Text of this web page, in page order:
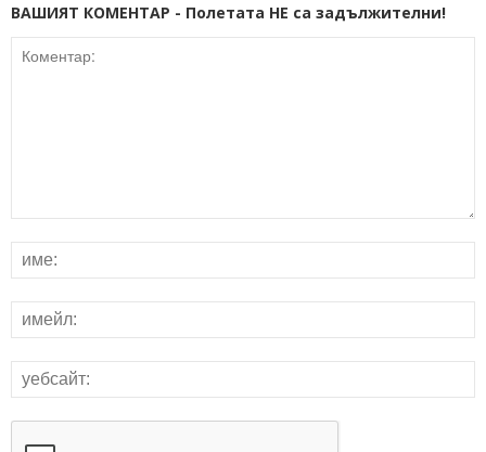
ВАШИЯТ КОМЕНТАР - Полетата НЕ са задължителни!